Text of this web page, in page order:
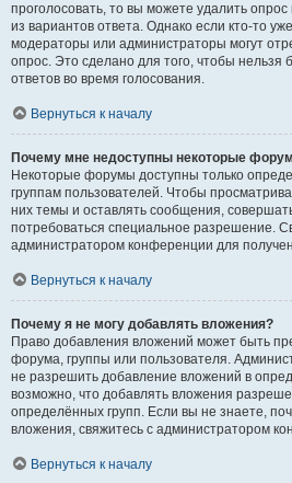
проголосовать, то вы можете удалить
из вариантов ответа. Однако если кто-то
модераторы или администраторы могут
опрос. Это сделано для того, чтобы нельзя
ответов во время голосования.
Вернуться к началу
Почему мне недоступны некоторые
Некоторые форумы доступны только
группам пользователей. Чтобы
них темы и оставлять сообщения,
потребоваться специальное разрешение.
администратором конференции для
Вернуться к началу
Почему я не могу добавлять вложения?
Право добавления вложений может быть
форума, группы или пользователя.
не разрешить добавление вложений в
возможно, что добавлять вложения
определённых групп. Если вы не знаете,
вложения, свяжитесь с администратором
Вернуться к началу